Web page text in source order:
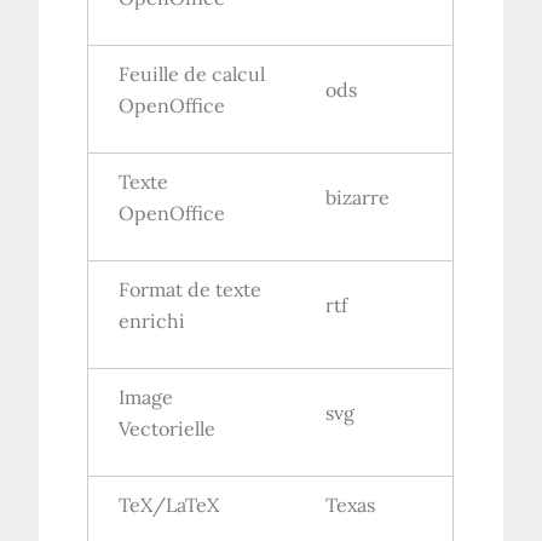
Feuille de calcul
OpenOffice
ods
Texte
OpenOffice
bizarre
Format de texte
enrichi
rtf
Image
Vectorielle
svg
TeX/LaTeX Texas